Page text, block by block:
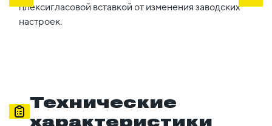
плексигласовой вставкой от изменения заводских
настроек.
Технические
характеристики